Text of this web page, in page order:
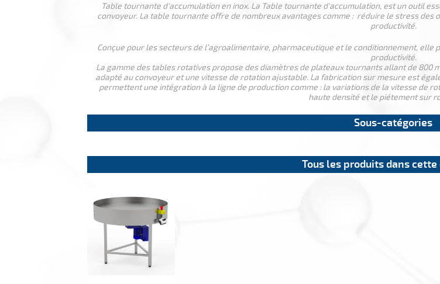
Table tournante d'accumulation en inox. La Table tournante d'accumulation, est un outil
convoyeur. La table tournante offre de nombreux avantages comme : réduire le stress
productivité.
Conçue pour les secteurs de l’agroalimentaire, pharmaceutique et le conditionnement,
productivité.
La gamme des tables rotatives propose des diamètres de plateaux tournants allant de 800
adapté au convoyeur et une vitesse de rotation ajustable. La fabrication sur mesure est
permettent une intégration à la ligne de production comme : la variations de la vitesse de
haute densité et le piétement sur
Sous-catégories
Tous les produits dans